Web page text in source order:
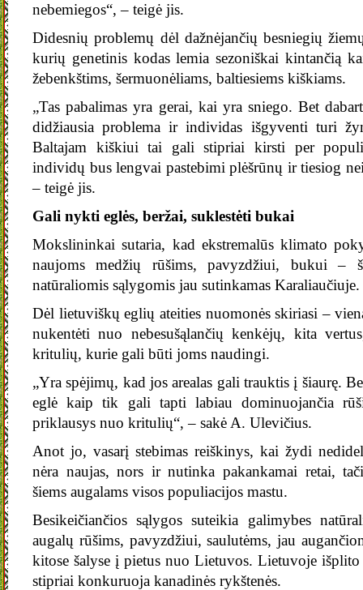
nebemiegos“, – teigė jis.
Didesnių problemų dėl dažnėjančių besniegių
kurių genetinis kodas lemia sezoniškai kintančią
žebenkštims, šermuonėliams, baltiesiems kiškiams.
„Tas pabalimas yra gerai, kai yra sniego. Bet
didžiausia problema ir individas išgyventi turi
Baltajam kiškiui tai gali stipriai kirsti per
individų bus lengvai pastebimi plėšrūnų ir tiesiog
– teigė jis.
Gali nykti eglės, beržai, suklestėti bukai
Mokslininkai sutaria, kad ekstremalūs klimato
naujoms medžių rūšims, pavyzdžiui, bukui –
natūraliomis sąlygomis jau sutinkamas Karaliaučiuje.
Dėl lietuviškų eglių ateities nuomonės skiriasi –
nukentėti nuo nebesušąlančių kenkėjų, kita
kritulių, kurie gali būti joms naudingi.
„Yra spėjimų, kad jos arealas gali trauktis į šiaurę.
eglė kaip tik gali tapti labiau dominuojančia
priklausys nuo kritulių“, – sakė A. Ulevičius.
Anot jo, vasarį stebimas reiškinys, kai žydi
nėra naujas, nors ir nutinka pakankamai retai,
šiems augalams visos populiacijos mastu.
Besikeičiančios sąlygos suteikia galimybes
augalų rūšims, pavyzdžiui, saulutėms, jau
kitose šalyse į pietus nuo Lietuvos. Lietuvoje
stipriai konkuruoja kanadinės rykštenės.